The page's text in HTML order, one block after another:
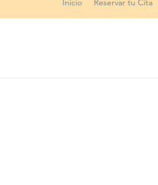
Inicio Reservar tu Cita